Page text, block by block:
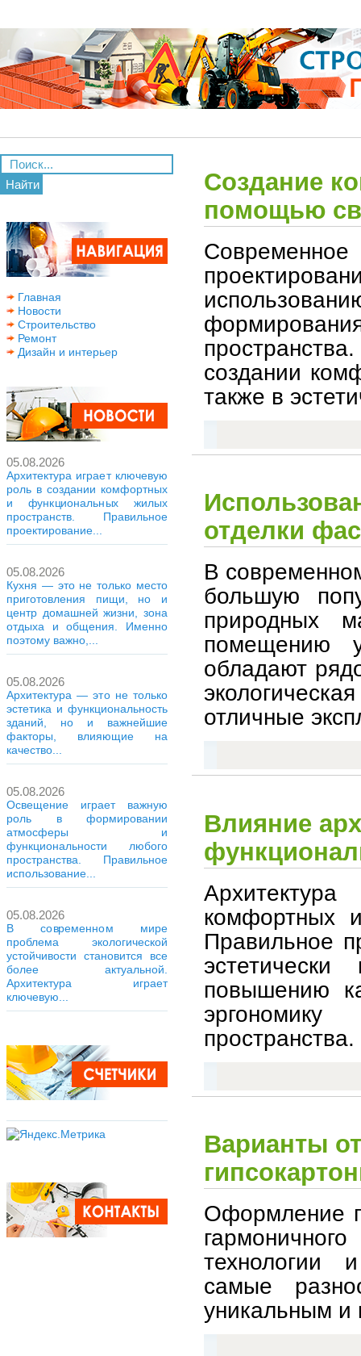
Найти
Главная
Новости
Строительство
Ремонт
Дизайн и интерьер
05.08.2026
Архитектура играет ключевую
роль в создании комфортных
и функциональных жилых
пространств. Правильное
проектирование...
05.08.2026
Кухня — это не только место
приготовления пищи, но и
центр домашней жизни, зона
отдыха и общения. Именно
поэтому важно,...
05.08.2026
Архитектура — это не только
эстетика и функциональность
зданий, но и важнейшие
факторы, влияющие на
качество...
05.08.2026
Освещение играет важную
роль в формировании
атмосферы и
функциональности любого
пространства. Правильное
использование...
05.08.2026
В современном мире
проблема экологической
устойчивости становится все
более актуальной.
Архитектура играет
ключевую...
Создание
помощью
создании
также в
отделки
В
большую
природных
помещению
обладают
отличные
Влияние
комфортных
Правильное
повышению
пространства.
Варианты
Оформление
технологии
самые
уникальным